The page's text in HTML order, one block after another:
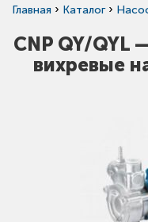
Главная › Каталог ›
CNP QY/
вихревые